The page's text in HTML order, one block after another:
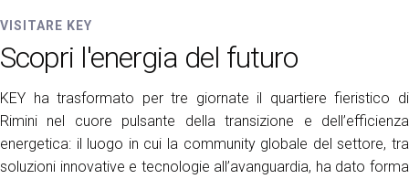
VISITARE KEY
Scopri l'energia del futuro
KEY ha trasformato per tre giornate il quartiere fieristico di
Rimini nel cuore pulsante della transizione e dell’efficienza
energetica: il luogo in cui la community globale del settore, tra
soluzioni innovative e tecnologie all’avanguardia, ha dato forma